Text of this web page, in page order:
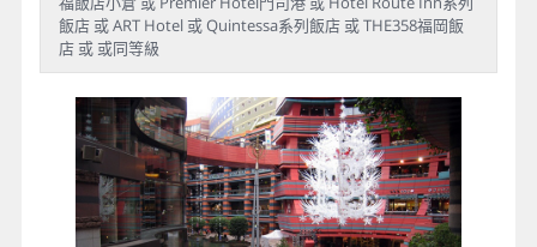
飯店 或 ART Hotel 或 Quintessa系列飯店 或 THE358福岡飯
店 或 或同等級